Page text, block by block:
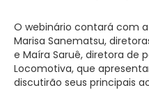
O webinário contará com
Marisa Sanematsu,
e Maíra Saruê, diretora de
Locomotiva, que
discutirão seus principais